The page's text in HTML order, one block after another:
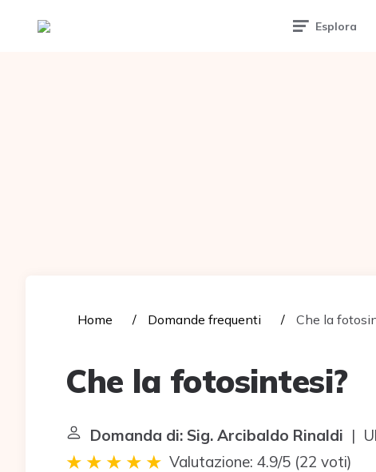
Tattoomuse.it Esplora
Home Domande frequenti Che la
Che la fotosintesi?
Domanda di: Sig. Arcibaldo Rinaldi |
Valutazione: 4.9/5 (22 voti)